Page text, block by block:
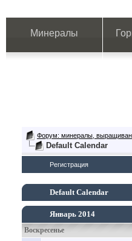
Минералы
Форум: минералы,
Default Calendar
Регистрация
Default Calendar
Январь 2014
Воскресенье